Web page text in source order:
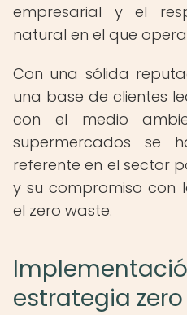
empresarial y el
natural en el que
Con una sólida
una base de clientes
con el medio
supermercados se
referente en el sector
y su compromiso con
el zero waste.
estrategia